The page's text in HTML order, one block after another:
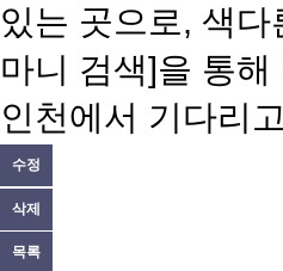
있는 곳으로, 색
마니 검색]을 통
인천에서 기다리
수정
삭제
목록